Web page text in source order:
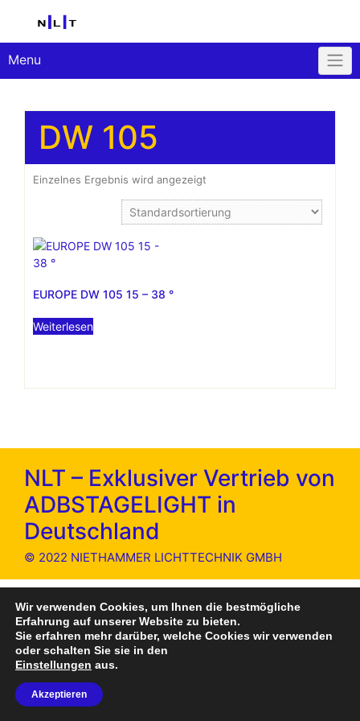
content
Menu
DW 105
Einzelnes Ergebnis wird angezeigt
EUROPE DW 105 15 – 38 °
Weiterlesen
NLT – Exklusiver Vertrieb von
ADBSTAGELIGHT in
Deutschland
© 2022 NIETHAMMER LICHTTECHNIK GMBH
Wir verwenden Cookies, um Ihnen die bestmögliche
Erfahrung auf unserer Website zu bieten.
Sie erfahren mehr darüber, welche Cookies wir verwenden
oder schalten Sie sie in den
Einstellungen aus.
Akzeptieren